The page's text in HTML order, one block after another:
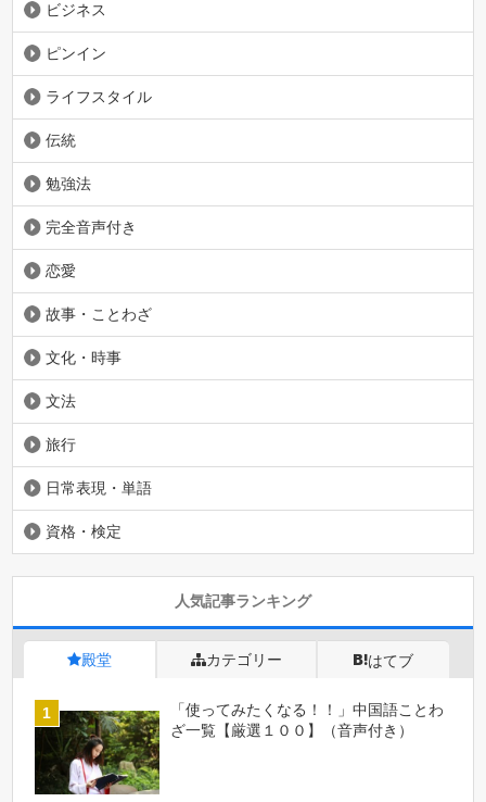
ビジネス
ピンイン
ライフスタイル
伝統
勉強法
完全音声付き
恋愛
故事・ことわざ
文化・時事
文法
旅行
日常表現・単語
資格・検定
人気記事ランキング
殿堂 カテゴリー はてブ
「使ってみたくなる！！」中国語ことわ
ざ一覧【厳選１００】（音声付き）